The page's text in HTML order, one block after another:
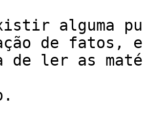
alguma
de fatos,
de ler as